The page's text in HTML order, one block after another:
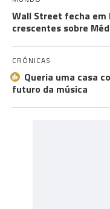
Wall Street fecha em
crescentes sobre
CRÓNICAS
Queria uma casa
futuro da música